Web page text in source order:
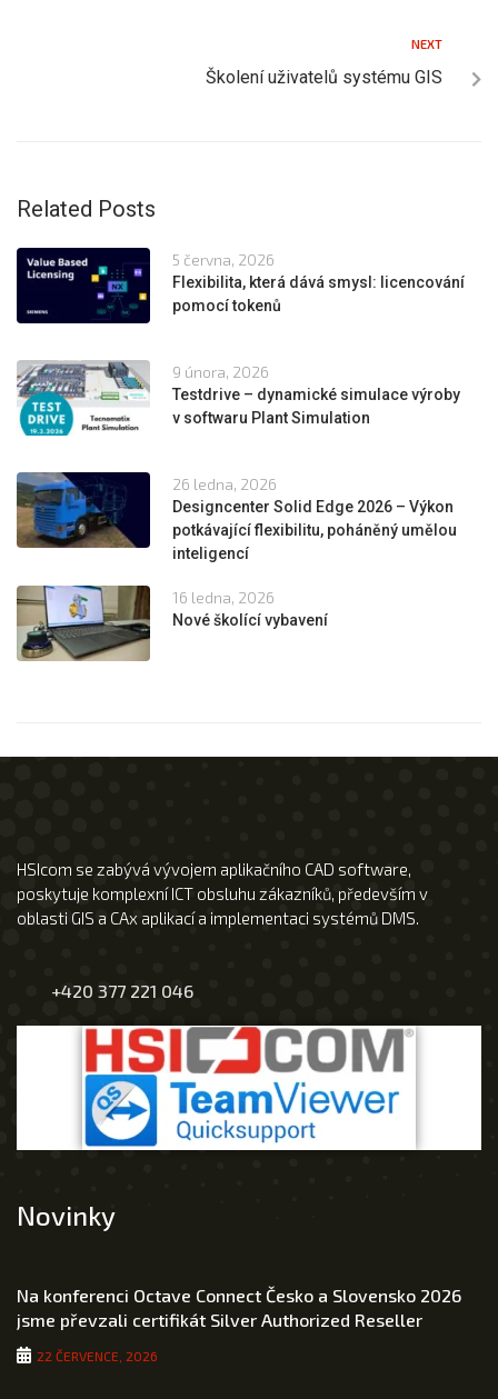
NEXT
Školení uživatelů systému GIS
Related Posts
5 června, 2026
Flexibilita, která dává smysl: licencování
pomocí tokenů
9 února, 2026
Testdrive – dynamické simulace výroby
v softwaru Plant Simulation
26 ledna, 2026
Designcenter Solid Edge 2026 – Výkon
potkávající flexibilitu, poháněný umělou
inteligencí
16 ledna, 2026
Nové školící vybavení
HSIcom se zabývá vývojem aplikačního CAD software,
poskytuje komplexní ICT obsluhu zákazníků, především v
oblasti GIS a CAx aplikací a implementaci systémů DMS.
+420 377 221 046
Novinky
Na konferenci Octave Connect Česko a Slovensko 2026
jsme převzali certifikát Silver Authorized Reseller
22 ČERVENCE, 2026